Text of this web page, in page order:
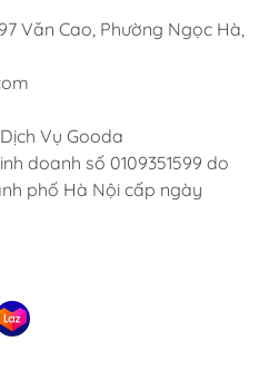
Văn Cao, Phường Ngọc Hà,
Vụ Gooda
doanh số 0109351599 do
phố Hà Nội cấp ngày